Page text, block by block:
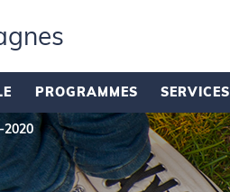
PROGRAMMES SERVICES
2020